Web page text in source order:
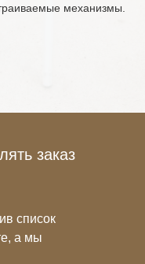
механизмы.
заказ
список
а мы